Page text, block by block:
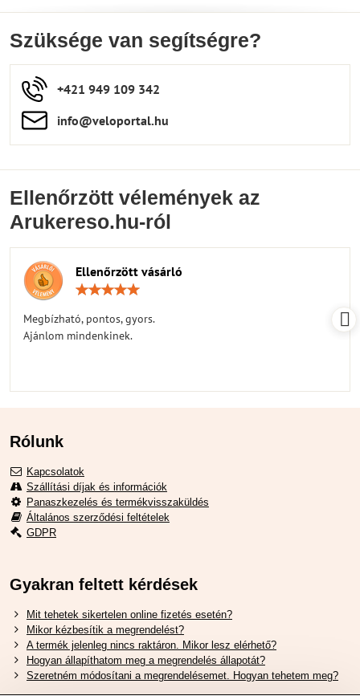
Szüksége van segítségre?
+421 949 109 342
info​​@veloportal​.hu
Ellenőrzött vélemények az
Arukereso.hu-ról
Ellenőrzött vásárló
Megbízható, pontos, gyors.
Ajánlom mindenkinek.
Rólunk
Kapcsolatok
Szállítási díjak és információk
Panaszkezelés és termékvisszaküldés
Általános szerződési feltételek
GDPR
Gyakran feltett kérdések
Mit tehetek sikertelen online fizetés esetén?
Mikor kézbesítik a megrendelést?
A termék jelenleg nincs raktáron. Mikor lesz elérhető?
Hogyan állapíthatom meg a megrendelés állapotát?
Szeretném módosítani a megrendelésemet. Hogyan tehetem meg?